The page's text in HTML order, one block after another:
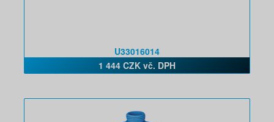
U33016014
1 444 CZK vč. DPH